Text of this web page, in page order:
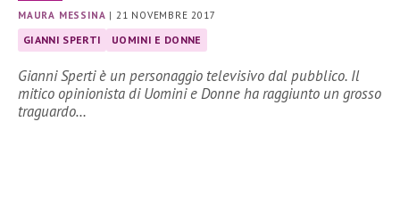
MAURA MESSINA | 21 NOVEMBRE 2017
GIANNI SPERTI UOMINI E DONNE
Gianni Sperti è un personaggio televisivo dal pubblico. Il
mitico opinionista di Uomini e Donne ha raggiunto un grosso
traguardo…